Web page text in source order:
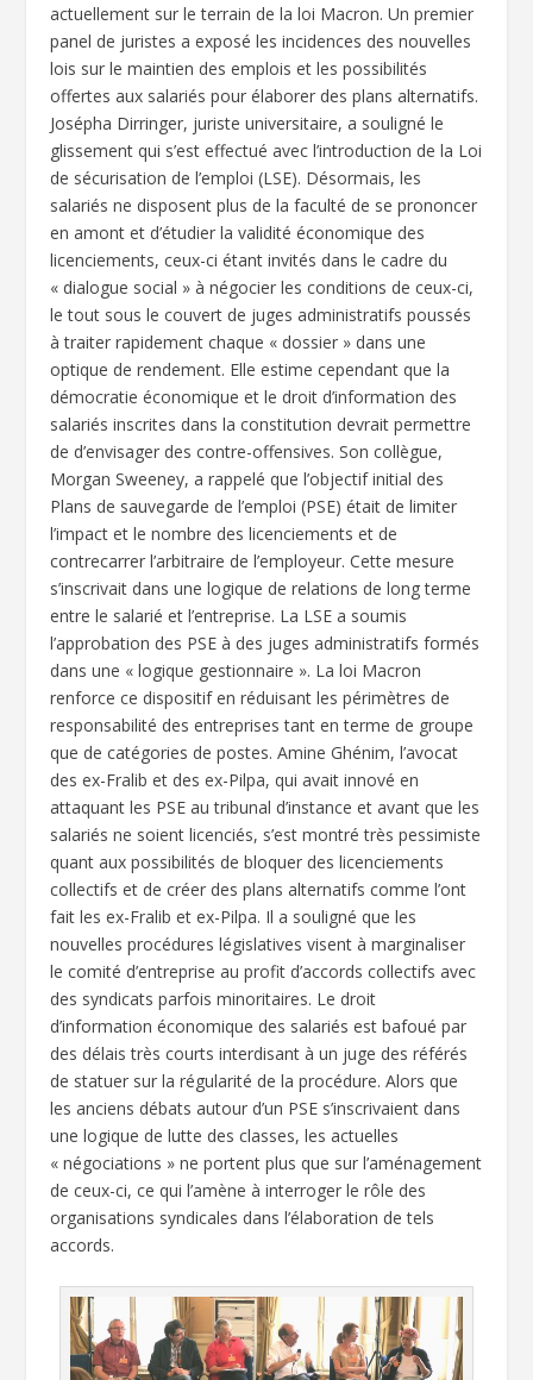
actuellement sur le terrain de la loi Macron. Un premier
panel de juristes a exposé les incidences des nouvelles
lois sur le maintien des emplois et les possibilités
offertes aux salariés pour élaborer des plans alternatifs.
Josépha Dirringer, juriste universitaire, a souligné le
glissement qui s’est effectué avec l’introduction de la Loi
de sécurisation de l’emploi (LSE). Désormais, les
salariés ne disposent plus de la faculté de se prononcer
en amont et d’étudier la validité économique des
licenciements, ceux-ci étant invités dans le cadre du
« dialogue social » à négocier les conditions de ceux-ci,
le tout sous le couvert de juges administratifs poussés
à traiter rapidement chaque « dossier » dans une
optique de rendement. Elle estime cependant que la
démocratie économique et le droit d’information des
salariés inscrites dans la constitution devrait permettre
de d’envisager des contre-offensives. Son collègue,
Morgan Sweeney, a rappelé que l’objectif initial des
Plans de sauvegarde de l’emploi (PSE) était de limiter
l’impact et le nombre des licenciements et de
contrecarrer l’arbitraire de l’employeur. Cette mesure
s’inscrivait dans une logique de relations de long terme
entre le salarié et l’entreprise. La LSE a soumis
l’approbation des PSE à des juges administratifs formés
dans une « logique gestionnaire ». La loi Macron
renforce ce dispositif en réduisant les périmètres de
responsabilité des entreprises tant en terme de groupe
que de catégories de postes. Amine Ghénim, l’avocat
des ex-Fralib et des ex-Pilpa, qui avait innové en
attaquant les PSE au tribunal d’instance et avant que les
salariés ne soient licenciés, s’est montré très pessimiste
quant aux possibilités de bloquer des licenciements
collectifs et de créer des plans alternatifs comme l’ont
fait les ex-Fralib et ex-Pilpa. Il a souligné que les
nouvelles procédures législatives visent à marginaliser
le comité d’entreprise au profit d’accords collectifs avec
des syndicats parfois minoritaires. Le droit
d’information économique des salariés est bafoué par
des délais très courts interdisant à un juge des référés
de statuer sur la régularité de la procédure. Alors que
les anciens débats autour d’un PSE s’inscrivaient dans
une logique de lutte des classes, les actuelles
« négociations » ne portent plus que sur l’aménagement
de ceux-ci, ce qui l’amène à interroger le rôle des
organisations syndicales dans l’élaboration de tels
accords.